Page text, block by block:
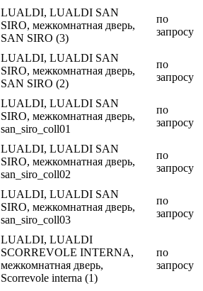
LUALDI, LUALDI SAN
SIRO, межкомнатная дверь,
SAN SIRO (3)
по
запросу
LUALDI, LUALDI SAN
SIRO, межкомнатная дверь,
SAN SIRO (2)
по
запросу
LUALDI, LUALDI SAN
SIRO, межкомнатная дверь,
san_siro_coll01
по
запросу
LUALDI, LUALDI SAN
SIRO, межкомнатная дверь,
san_siro_coll02
по
запросу
LUALDI, LUALDI SAN
SIRO, межкомнатная дверь,
san_siro_coll03
по
запросу
LUALDI, LUALDI
SCORREVOLE INTERNA,
межкомнатная дверь,
Scorrevole interna (1)
по
запросу